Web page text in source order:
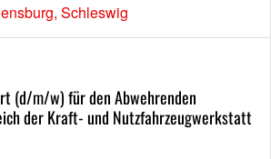
Schleswig
(d/m/w) für den Abwehrenden
der Kraft- und Nutzfahrzeugwerkstatt